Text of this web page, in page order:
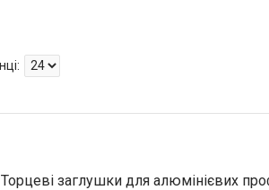
Торцеві заглушки для алюмінієвих